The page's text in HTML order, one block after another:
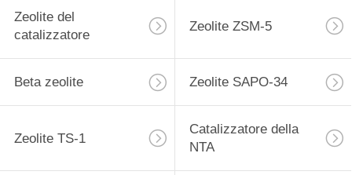
Zeolite del
catalizzatore
Zeolite ZSM-5
Beta zeolite Zeolite SAPO-34
Zeolite TS-1
Catalizzatore della
NTA